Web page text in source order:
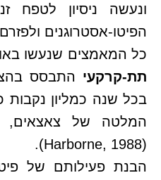
ונעשה ניסיון לטפח
הפיטו-אסטרוגנים
כל המאמצים שנעשו
תת-קרקעי התבסס
בכל שנה כמליון נקבות
המלטה של צאצאים,
(Harborne, 1988).
הבנת פעילותם של